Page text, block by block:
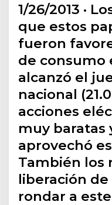
1/26/2013 ·
que estos
fueron
de consumo
alcanzó el
nacional
acciones
muy baratas
aprovechó
También los
liberación
rondar a